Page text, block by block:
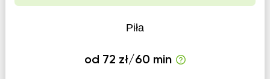
Piła
od 72 zł/60 min